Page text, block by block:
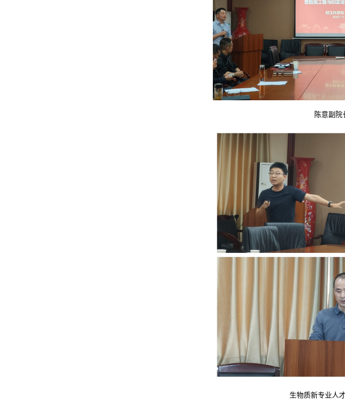
陈意副院
生物质新专业人